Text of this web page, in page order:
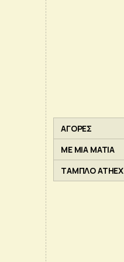
ΑΓΟΡΕΣ
ΜΕ ΜΙΑ ΜΑΤΙΑ
ΤΑΜΠΛΟ ATHEX